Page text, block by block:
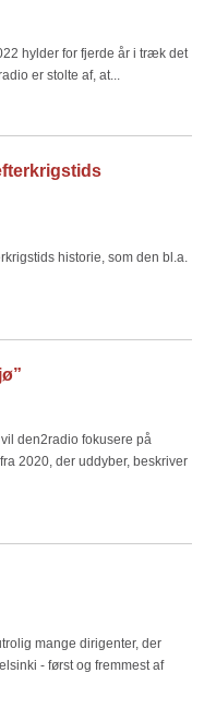
hylder for fjerde år i træk det
er stolte af, at...
historie, som den bl.a.
den2radio fokusere på
2020, der uddyber, beskriver
mange dirigenter, der
- først og fremmest af